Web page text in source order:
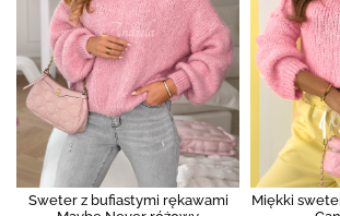
Sweter z bufiastymi rękawami
Miękki